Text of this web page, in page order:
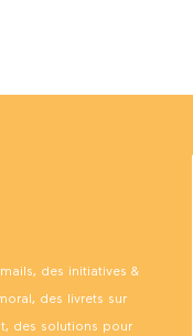
des initiatives &
des livrets sur
des solutions pour